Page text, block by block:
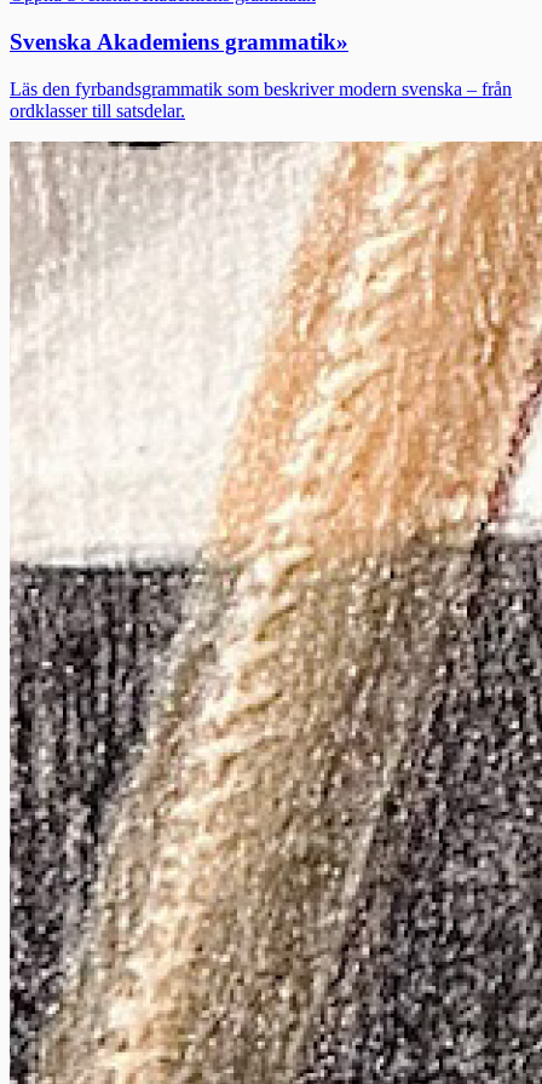
Svenska Akademiens grammatik»
Läs den fyrbandsgrammatik som beskriver modern svenska – från
ordklasser till satsdelar.